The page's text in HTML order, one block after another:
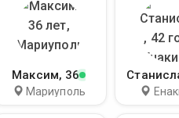
Максим, 36
Мариуполь